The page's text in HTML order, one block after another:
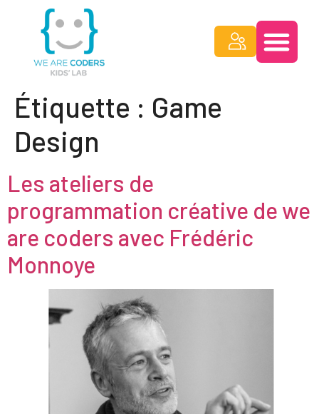
Étiquette : Game
Design
Les ateliers de
programmation créative de we
are coders avec Frédéric
Monnoye